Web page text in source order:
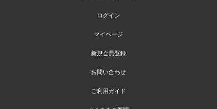
ログイン
マイページ
新規会員登録
お問い合わせ
ご利用ガイド